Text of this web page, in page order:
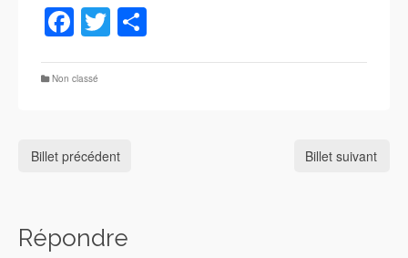
Facebook
Twitter
Non classé
Billet précédent Billet suivant
Répondre